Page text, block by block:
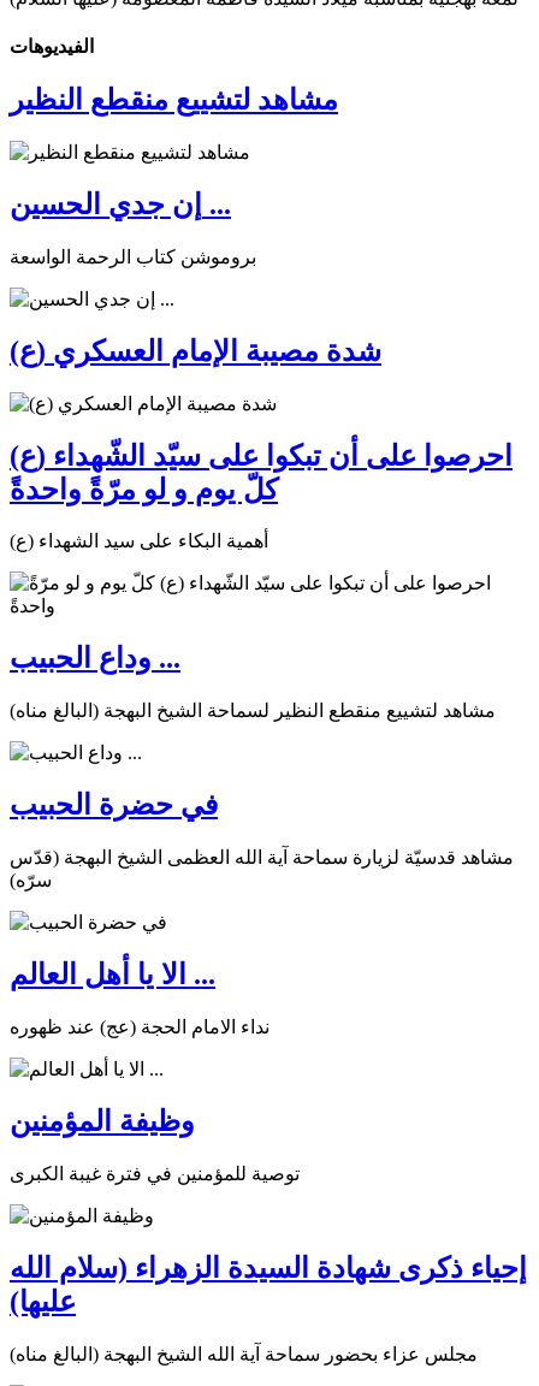
الفیدیوهات
مشاهد لتشييع منقطع النظير
إن جدي الحسين ...
بروموشن كتاب الرحمة الواسعة
شدة مصيبة الإمام العسكري (ع)
احرصوا على أن تبكوا على سيّد الشّهداء (ع)
كلّ يوم و لو مرّةً واحدةً
أهمية البكاء على سيد الشهداء (ع)
وداع الحبيب ...
مشاهد لتشييع منقطع النظير لسماحة الشيخ البهجة (البالغ مناه)
في حضرة الحبيب
مشاهد قدسيّة لزيارة سماحة آية الله العظمى الشيخ البهجة (قدّس
سرّه)
الا يا أهل العالم ...
نداء الامام الحجة (عج) عند ظهوره
وظيفة المؤمنين
توصية للمؤمنين في فترة غيبة الكبرى
إحياء ذكرى شهادة السيدة الزهراء (سلام الله
عليها)
مجلس عزاء بحضور سماحة آية الله الشيخ البهجة (البالغ مناه)